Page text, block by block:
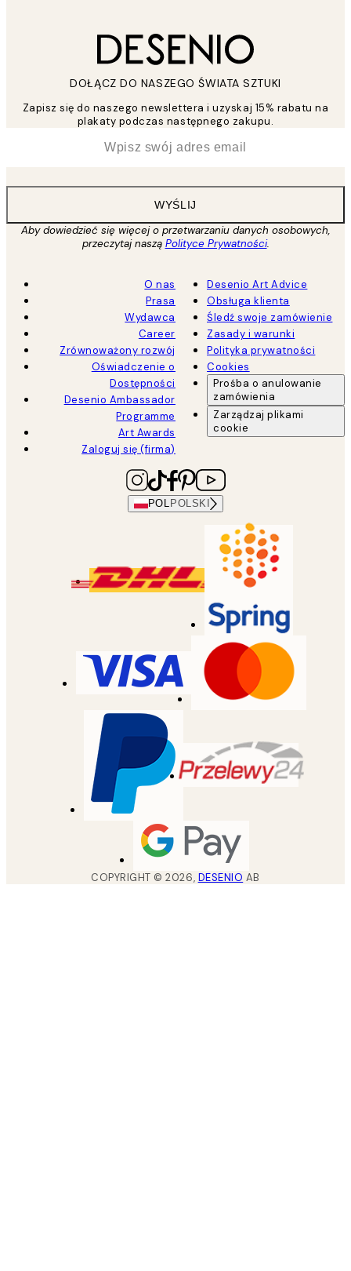
DOŁĄCZ DO NASZEGO ŚWIATA SZTUKI
Zapisz się do naszego newslettera i uzyskaj 15% rabatu na
plakaty podczas następnego zakupu.
WYŚLIJ
Aby dowiedzieć się więcej o przetwarzaniu danych osobowych,
przeczytaj naszą Polityce Prywatności.
O nas
Prasa
Wydawca
Career
Zrównoważony rozwój
Oświadczenie o
Dostępności
Desenio Ambassador
Programme
Art Awards
Zaloguj się (firma)
Desenio Art Advice
Obsługa klienta
Śledź swoje zamówienie
Zasady i warunki
Polityka prywatności
Cookies
Prośba o anulowanie
zamówienia
Zarządzaj plikami
cookie
POL POLSKI
COPYRIGHT ©2026, DESENIO AB